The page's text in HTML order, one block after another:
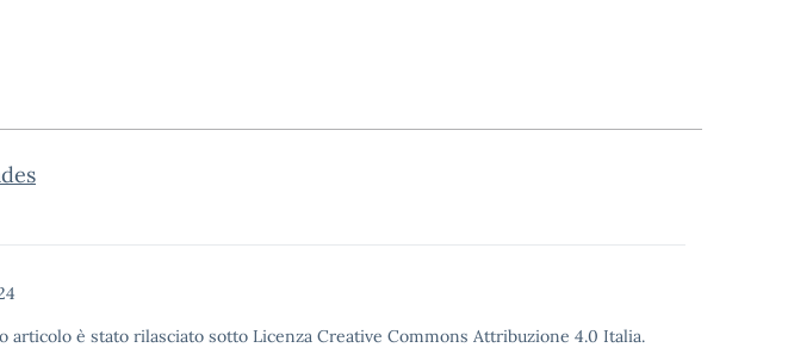
articolo è stato rilasciato sotto Licenza Creative Commons Attribuzione 4.0 Italia.